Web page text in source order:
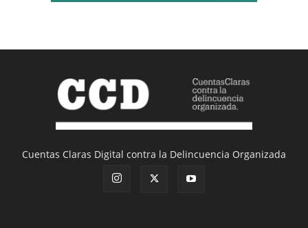
Cuentas Claras Digital contra la Delincuencia Organizada